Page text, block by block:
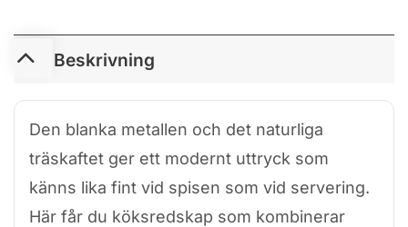
Beskrivning
Den blanka metallen och det naturliga
träskaftet ger ett modernt uttryck som
känns lika fint vid spisen som vid servering.
Här får du köksredskap som kombinerar